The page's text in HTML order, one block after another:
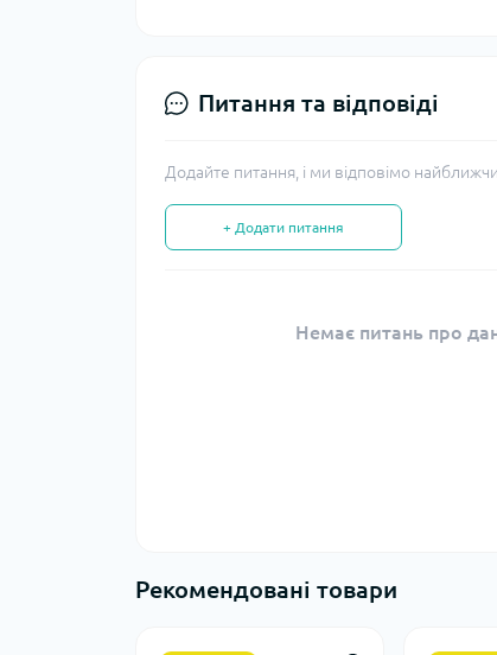
Питання та відповіді
Додайте питання, і ми відповімо
+ Додати питання
Немає питань про
Рекомендовані товари